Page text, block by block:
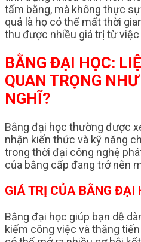
tấm bằng, mà không thực
quả là họ có thể mất thời
thu được nhiều giá trị từ việc
BẰNG ĐẠI HỌC:
QUAN TRỌNG
NGHĨ?
Bằng đại học thường được
nhận kiến thức và kỹ năng
trong thời đại công nghệ
của bằng cấp đang trở nên
GIÁ TRỊ CỦA BẰNG ĐẠI
Bằng đại học giúp bạn dễ
kiếm công việc và thăng